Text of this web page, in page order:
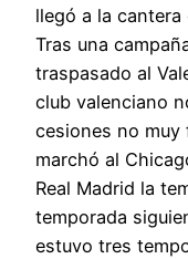
llegó a la cantera
Tras una
traspasado al
club valenciano
cesiones no
marchó al
Real Madrid la
temporada
estuvo tres